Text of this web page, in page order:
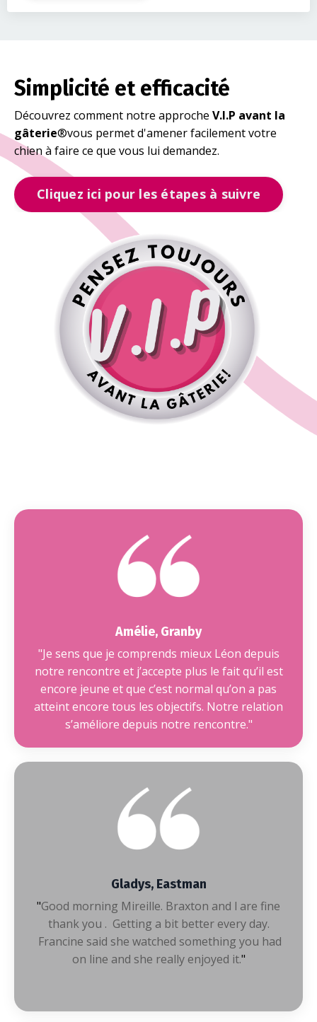
Simplicité et efficacité
Découvrez comment notre approche V.I.P avant la
gâterie®️vous permet d'amener facilement votre
chien à faire ce que vous lui demandez.
Cliquez ici pour les étapes à suivre
Amélie, Granby
"Je sens que je comprends mieux Léon depuis
notre rencontre et j’accepte plus le fait qu’il est
encore jeune et que c’est normal qu’on a pas
atteint encore tous les objectifs. Notre relation
s’améliore depuis notre rencontre."
Gladys, Eastman
"Good morning Mireille. Braxton and l are fine
thank you . Getting a bit better every day.
Francine said she watched something you had
on line and she really enjoyed it."